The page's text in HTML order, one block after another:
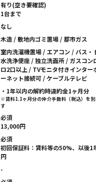
有り(空き要確認)
1台まで
なし
木造 / 敷地内ゴミ置場 / 都市ガス
室内洗濯機置場 / エアコン / バス・
水洗浄便座 / 独立洗面所 / ガスコン
ロ2口以上 / TVモニタ付きインター
ーネット接続可 / ケーブルテレビ
・1年以内の解約時違約金1ヶ月分
※賃料1.1ヶ月分の仲介手数料（税込）を
す
必須
13,000円
必須
初回保証料：賃料等の50%、以後1
円
-